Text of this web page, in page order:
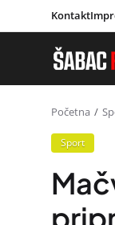
Kontakt
Početna
Sport